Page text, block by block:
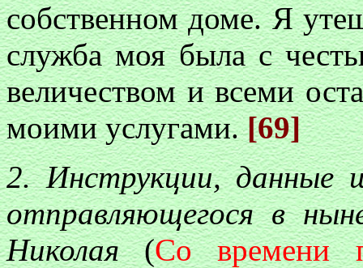
собственном доме. Я
служба моя была с
величеством и всеми
моими услугами.[69]
2. Инструкции, данные
отправляющегося в
Николая(Со времени